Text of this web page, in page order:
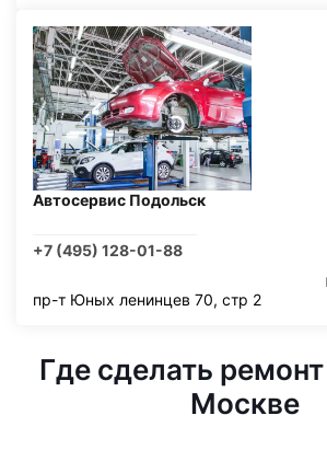
Автосервис Подольск
+7 (495) 128-01-88
пр-т Юных ленинцев 70, стр 2
Где сделать
Москве